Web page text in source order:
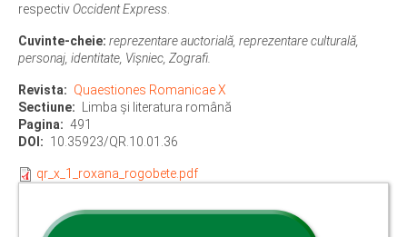
respectiv Occident Express
Cuvinte-cheie: reprezentare auctorială, reprezentare culturală,
personaj, identitate, Vișniec, Zografi.
Revista
Quaestiones Romanicae X
Sectiune
Limba şi literatura română
Pagina
491
DOI
10.35923/QR.10.01.36
qr_x_1_roxana_rogobete.pdf